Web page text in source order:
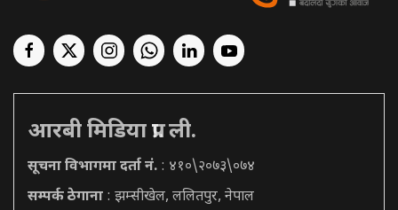
आरबी मिडिया प्रा. ली.
सूचना विभागमा दर्ता नं. : ४१०\२०७३\०७४
सम्पर्क ठेगाना : झम्सीखेल, ललितपुर, नेपाल